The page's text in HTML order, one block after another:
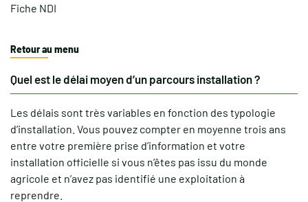
Fiche NDI
Retour au menu
Quel est le délai moyen d’un parcours installation ?
Les délais sont très variables en fonction des typologie
d’installation. Vous pouvez compter en moyenne trois ans
entre votre première prise d’information et votre
installation officielle si vous n’êtes pas issu du monde
agricole et n’avez pas identifié une exploitation à
reprendre.